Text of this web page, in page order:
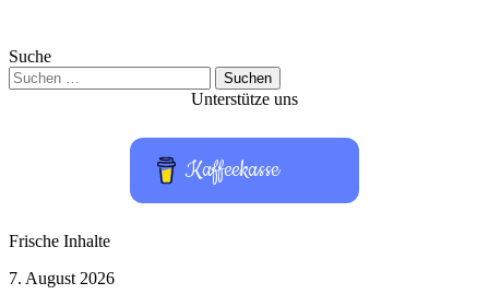
Suche
Suchen
nach:
Unterstütze uns
Kaffeekasse
Frische Inhalte
Primetime:
7. August 2026